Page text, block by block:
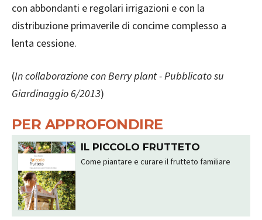
con abbondanti e regolari irrigazioni e con la
distribuzione primaverile di concime complesso a
lenta cessione.
(In collaborazione con Berry plant - Pubblicato su
Giardinaggio 6/2013)
PER APPROFONDIRE
IL PICCOLO FRUTTETO
Come piantare e curare il frutteto familiare